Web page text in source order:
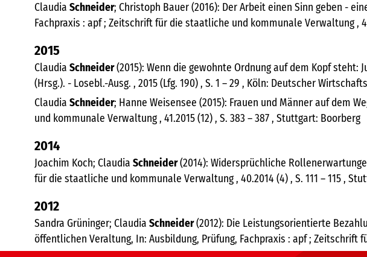
Claudia Schneider; Christoph Bauer (2016): Der Arbeit einen Sinn geben -
Fachpraxis : apf ; Zeitschrift für die staatliche und kommunale Verwaltung ,
2015
Claudia Schneider(2015): Wenn die gewohnte Ordnung auf dem Kopf
(Hrsg.). - Losebl.-Ausg. , 2015 (Lfg. 190) , S. 1 – 29 , Köln: Deutscher
Claudia Schneider; Hanne Weisensee (2015): Frauen und Männer auf dem
und kommunale Verwaltung , 41.2015 (12) , S. 383 – 387 , Stuttgart: Boorberg
2014
Joachim Koch; Claudia Schneider(2014): Widersprüchliche
für die staatliche und kommunale Verwaltung , 40.2014 (4) , S. 111 – 115 ,
2012
Sandra Grüninger; Claudia Schneider(2012): Die Leistungsorientierte
öffentlichen Veraltung, In: Ausbildung, Prüfung, Fachpraxis : apf ; Zeitschrift